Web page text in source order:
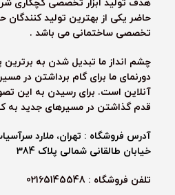
هدف تولید ابزار تخصصی گچکاری
حاضر یکی از بهترین تولید کنندگان
تخصصی ساختمانی می باشد .
چشم انداز ما تبدیل شدن به برترین
دورنمای ما برای گام برداشتن در
آنلاین است. برای رسیدن به این
قدم گذاشتن در مسیرهای جدید به
آدرس فروشگاه : تهران، ملارد
خیابان طالقانی شمالی پلاک 384
تلفن فروشگاه : 02165145548